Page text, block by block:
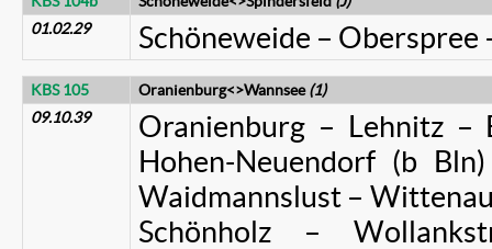
01.02.29
Schöneweide – Oberspree
KBS 105 Oranienburg<>Wannsee(1)
09.10.39
Oranienburg – Lehnitz –
Hohen-Neuendorf (b
Waidmannslust –
Schönholz –